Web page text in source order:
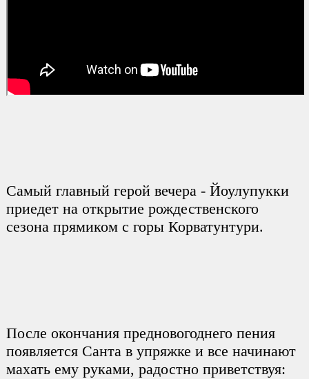
Самый главный герой вечера - Йоулупукки
приедет на открытие рождественского
сезона прямиком с горы Корватунтури.
После окончания предновогоднего пения
появляется Санта в упряжке и все начинают
махать ему руками, радостно приветствуя: